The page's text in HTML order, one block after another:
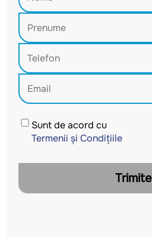
Sunt de acord cu
Termenii și Condițiile
Trimite